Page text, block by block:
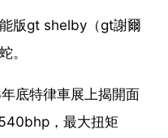
版gt shelby（gt謝爾
。
底特律車展上揭開面
，最大扭矩